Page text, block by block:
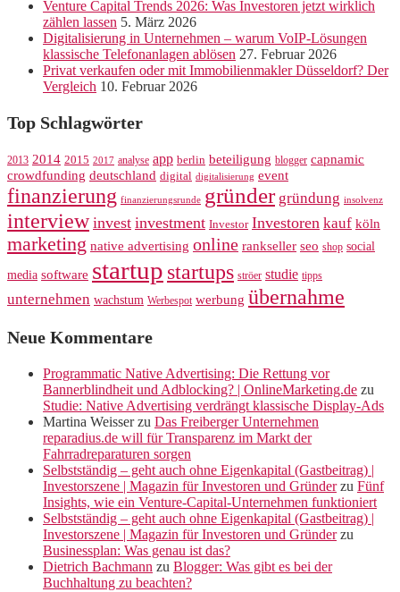
Venture Capital Trends 2026: Was Investoren jetzt wirklich
zählen lassen 5. März 2026
Digitalisierung in Unternehmen – warum VoIP-Lösungen
klassische Telefonanlagen ablösen 27. Februar 2026
Privat verkaufen oder mit Immobilienmakler Düsseldorf? Der
Vergleich 10. Februar 2026
Top Schlagwörter
2013 2014 2015 2017 analyse app berlin beteiligung blogger capnamic
crowdfunding deutschland digital digitalisierung event
finanzierung finanzierungsrunde gründer gründung insolvenz
interview invest investment Investor Investoren kauf köln
marketing native advertising online rankseller seo shop social
media software startup startups ströer studie tipps
unternehmen wachstum Werbespot werbung übernahme
Neue Kommentare
Programmatic Native Advertising: Die Rettung vor
Bannerblindheit und Adblocking? | OnlineMarketing.de zu
Studie: Native Advertising verdrängt klassische Display-Ads
Martina Weisserzu Das Freiberger Unternehmen
reparadius.de will für Transparenz im Markt der
Fahrradreparaturen sorgen
Selbstständig – geht auch ohne Eigenkapital (Gastbeitrag) |
Investorszene | Magazin für Investoren und Gründerzu Fünf
Insights, wie ein Venture-Capital-Unternehmen funktioniert
Selbstständig – geht auch ohne Eigenkapital (Gastbeitrag) |
Investorszene | Magazin für Investoren und Gründerzu
Businessplan: Was genau ist das?
Dietrich Bachmann zu Blogger: Was gibt es bei der
Buchhaltung zu beachten?